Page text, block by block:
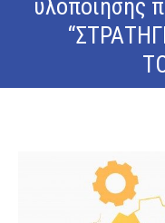
υλοποίησης